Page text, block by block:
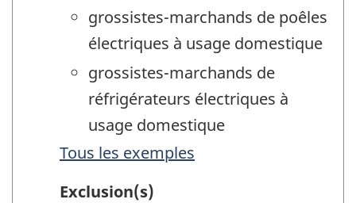
grossistes-marchands de poêles
électriques à usage domestique
grossistes-marchands de
réfrigérateurs électriques à
usage domestique
Tous les exemples
Exclusion(s)